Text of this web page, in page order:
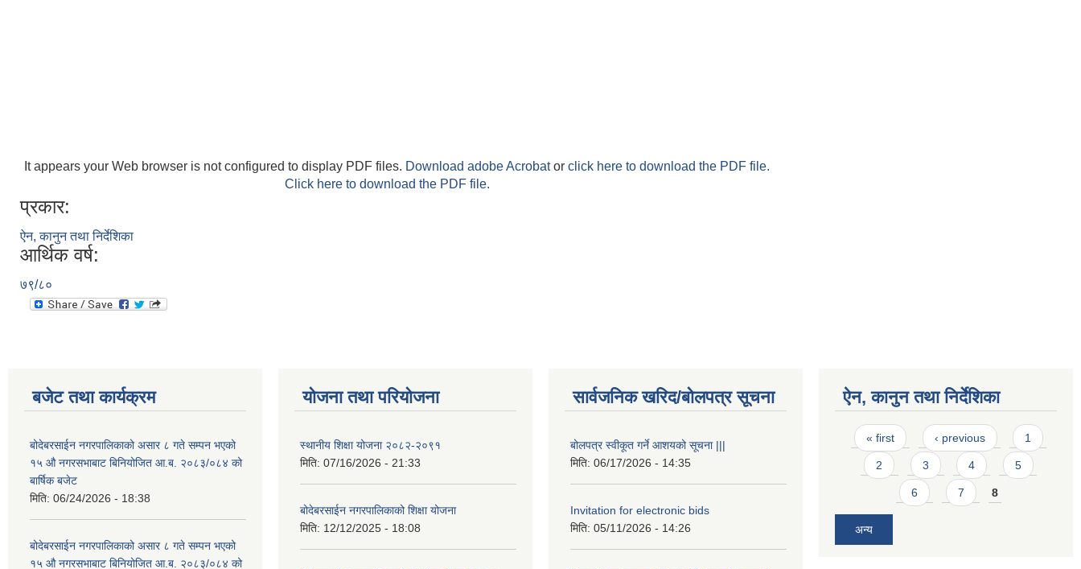
It appears your Web browser is not configured to display PDF files. Download adobe Acrobator click here to download the PDF file.
Click here to download the PDF file.
प्रकार:
ऐन, कानुन तथा निर्देशिका
आर्थिक वर्ष:
७९/८०
बजेट तथा कार्यक्रम
बोदेबरसाईन नगरपालिकाको असार ८ गते सम्पन भएको
१५ ‍‍‍औ नगरसभाबाट बिनियोजित आ.ब. २०८३/०८४ को
बार्षिक बजेट
मिति: 06/24/2026 - 18:38
बोदेबरसाईन नगरपालिकाको असार ८ गते सम्पन भएको
१५ ‍‍‍औ नगरसभाबाट बिनियोजित आ.ब. २०८३/०८४ को
योजना तथा परियोजना
स्थानीय शिक्षा योजना २०८२-२०९१
मिति: 07/16/2026 - 21:33
बोदेबरसाईन नगरपालिकाको शिक्षा योजना
मिति: 12/12/2025 - 18:08
सार्वजनिक खरिद/बोलपत्र सूचना
बोलपत्र स्वीकूत गर्ने आशयको सूचना |||
मिति: 06/17/2026 - 14:35
Invitation for electronic bids
मिति: 05/11/2026 - 14:26
ऐन, कानुन तथा निर्देशिका
Pages
« first ‹ previous 1
2 3 4 5
6 7 8
अन्य